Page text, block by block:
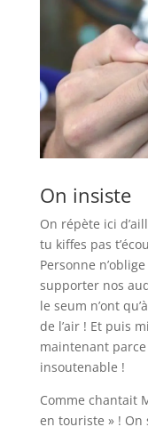
On insiste
On répète ici
tu kiffes pas
Personne
supporter nos
le seum n’ont
de l’air ! Et puis
maintenant
insoutenable !
Comme chantait
en touriste » !